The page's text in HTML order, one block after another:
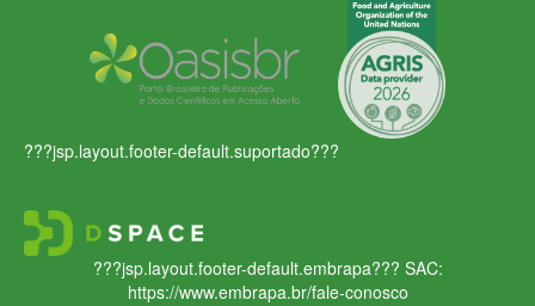
???jsp.layout.footer-default.suportado???
???jsp.layout.footer-default.embrapa??? SAC:
https://www.embrapa.br/fale-conosco